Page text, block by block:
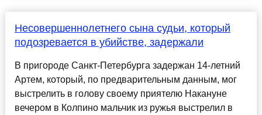
Несовершеннолетнего сына судьи, который
подозревается в убийстве, задержали
В пригороде Санкт-Петербурга задержан 14-летний
Артем, который, по предварительным данным, мог
выстрелить в голову своему приятелю Накануне
вечером в Колпино мальчик из ружья выстрелил в